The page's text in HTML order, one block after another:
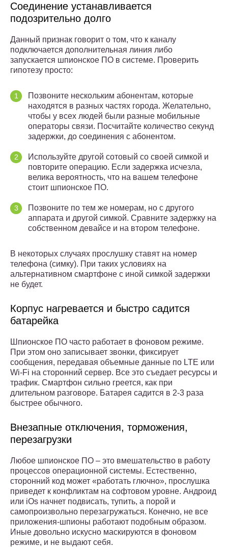
Соединение устанавливается
подозрительно долго
Данный признак говорит о том, что к каналу
подключается дополнительная линия либо
запускается шпионское ПО в системе. Проверить
гипотезу просто:
Позвоните нескольким абонентам, которые
находятся в разных частях города. Желательно,
чтобы у всех людей были разные мобильные
операторы связи. Посчитайте количество секунд
задержки, до соединения с абонентом.
Используйте другой сотовый со своей симкой и
повторите операцию. Если задержка исчезла,
велика вероятность, что на вашем телефоне
стоит шпионское ПО.
Позвоните по тем же номерам, но с другого
аппарата и другой симкой. Сравните задержку на
собственном девайсе и на втором телефоне.
В некоторых случаях прослушку ставят на номер
телефона (симку). При таких условиях на
альтернативном смартфоне с иной симкой задержки
не будет.
Корпус нагревается и быстро садится
батарейка
Шпионское ПО часто работает в фоновом режиме.
При этом оно записывает звонки, фиксирует
сообщения, передавая объемные данные по LTE или
Wi-Fi на сторонний сервер. Все это съедает ресурсы и
трафик. Смартфон сильно греется, как при
длительном разговоре. Батарея садится в 2-3 раза
быстрее обычного.
Внезапные отключения, торможения,
перезагрузки
Любое шпионское ПО – это вмешательство в работу
процессов операционной системы. Естественно,
сторонний код может «работать глючно», прослушка
приведет к конфликтам на софтовом уровне. Андроид
или iOs начнет подвисать, тупить, а порой и
самопроизвольно перезагружаться. Конечно, не все
приложения-шпионы работают подобным образом.
Иные довольно искусно маскируются в фоновом
режиме, и не выдают себя.